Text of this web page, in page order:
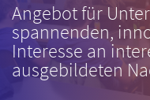
Angebot für
spannenden,
Interesse an
ausgebildeten